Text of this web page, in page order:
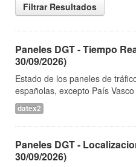
Filtrar Resultados
Paneles DGT - Tiempo
30/09/2026)
Estado de los paneles de
españolas, excepto País
datex2
Paneles DGT -
30/09/2026)